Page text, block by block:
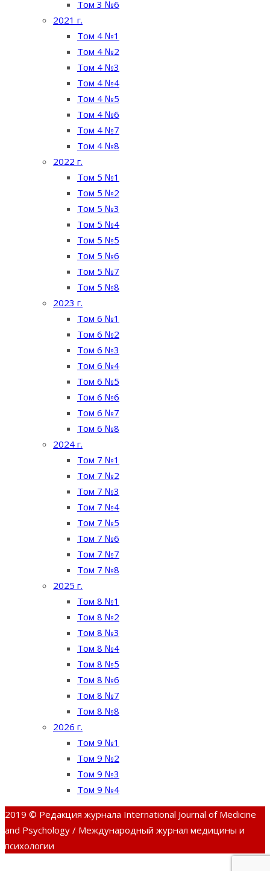
Том 3 №6
2021 г.
Том 4 №1
Том 4 №2
Том 4 №3
Том 4 №4
Том 4 №5
Том 4 №6
Том 4 №7
Том 4 №8
2022 г.
Том 5 №1
Том 5 №2
Том 5 №3
Том 5 №4
Том 5 №5
Том 5 №6
Том 5 №7
Том 5 №8
2023 г.
Том 6 №1
Том 6 №2
Том 6 №3
Том 6 №4
Том 6 №5
Том 6 №6
Том 6 №7
Том 6 №8
2024 г.
Том 7 №1
Том 7 №2
Том 7 №3
Том 7 №4
Том 7 №5
Том 7 №6
Том 7 №7
Том 7 №8
2025 г.
Том 8 №1
Том 8 №2
Том 8 №3
Том 8 №4
Том 8 №5
Том 8 №6
Том 8 №7
Том 8 №8
2026 г.
Том 9 №1
Том 9 №2
Том 9 №3
Том 9 №4
2019 © Редакция журнала International Journal of Medicine
and Psychology / Международный журнал медицины и
психологии